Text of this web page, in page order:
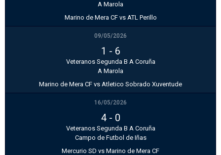
A Marola
Marino de Mera CF vs ATL Perillo
09/05/2026
1 - 6
Veteranos Segunda B A Coruña
A Marola
Marino de Mera CF vs Atletico Sobrado Xuventude
16/05/2026
4- 0
Veteranos Segunda B A Coruña
Campo de Futbol de Iñas
Mercurio SD vs Marino de Mera CF